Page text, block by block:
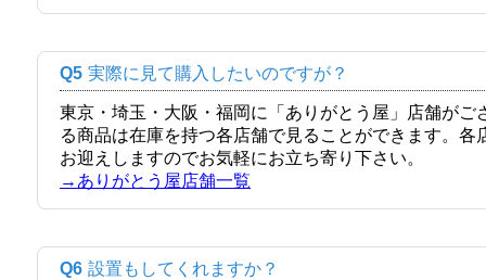
Q5 実際に見て購入したいのですが？
東京・埼玉・大阪・福岡に「ありがとう屋」店舗が
る商品は在庫を持つ各店舗で見ることができます。
お迎えしますのでお気軽にお立ち寄り下さい。
→ありがとう屋店舗一覧
Q6 設置もしてくれますか？